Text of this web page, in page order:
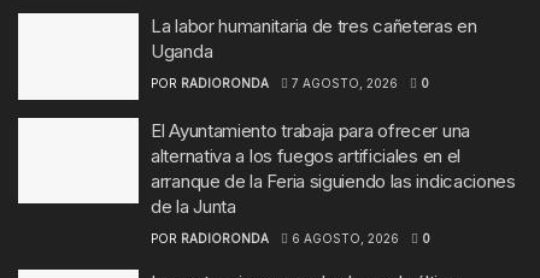
La labor humanitaria de tres cañeteras en
Uganda
POR RADIORONDA 7 AGOSTO, 2026 0
El Ayuntamiento trabaja para ofrecer una
alternativa a los fuegos artificiales en el
arranque de la Feria siguiendo las indicaciones
de la Junta
POR RADIORONDA 6 AGOSTO, 2026 0